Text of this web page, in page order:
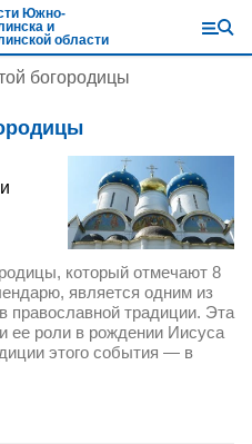
Южно-
и
области
богородицы
который отмечают 8
является одним из
православной традиции. Эта
ее роли в рождении Иисуса
этого события — в